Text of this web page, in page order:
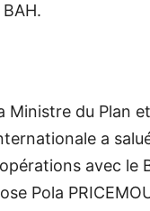
Ministre du Plan
a
avec le
Pola